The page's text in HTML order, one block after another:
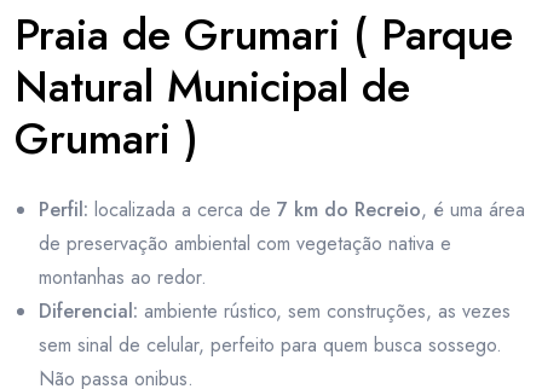
Praia de Grumari ( Parque
Natural Municipal de
Grumari )
Perfil: localizada a cerca de 7 km do Recreio, é uma área
de preservação ambiental com vegetação nativa e
montanhas ao redor.
Diferencial: ambiente rústico, sem construções, as vezes
sem sinal de celular, perfeito para quem busca sossego.
Não passa onibus.